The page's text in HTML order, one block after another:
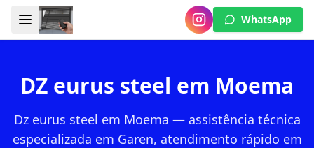
WhatsApp
DZ eurus steel em Moema
Dz eurus steel em Moema — assistência técnica
especializada em Garen, atendimento rápido em